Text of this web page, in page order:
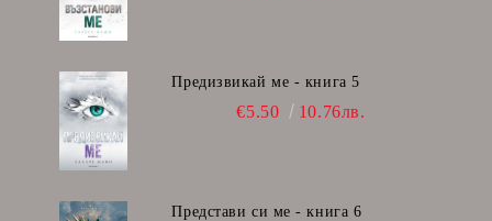
Предизвикай ме - книга 5
€5.50 10.76лв.
Представи си ме - книга 6